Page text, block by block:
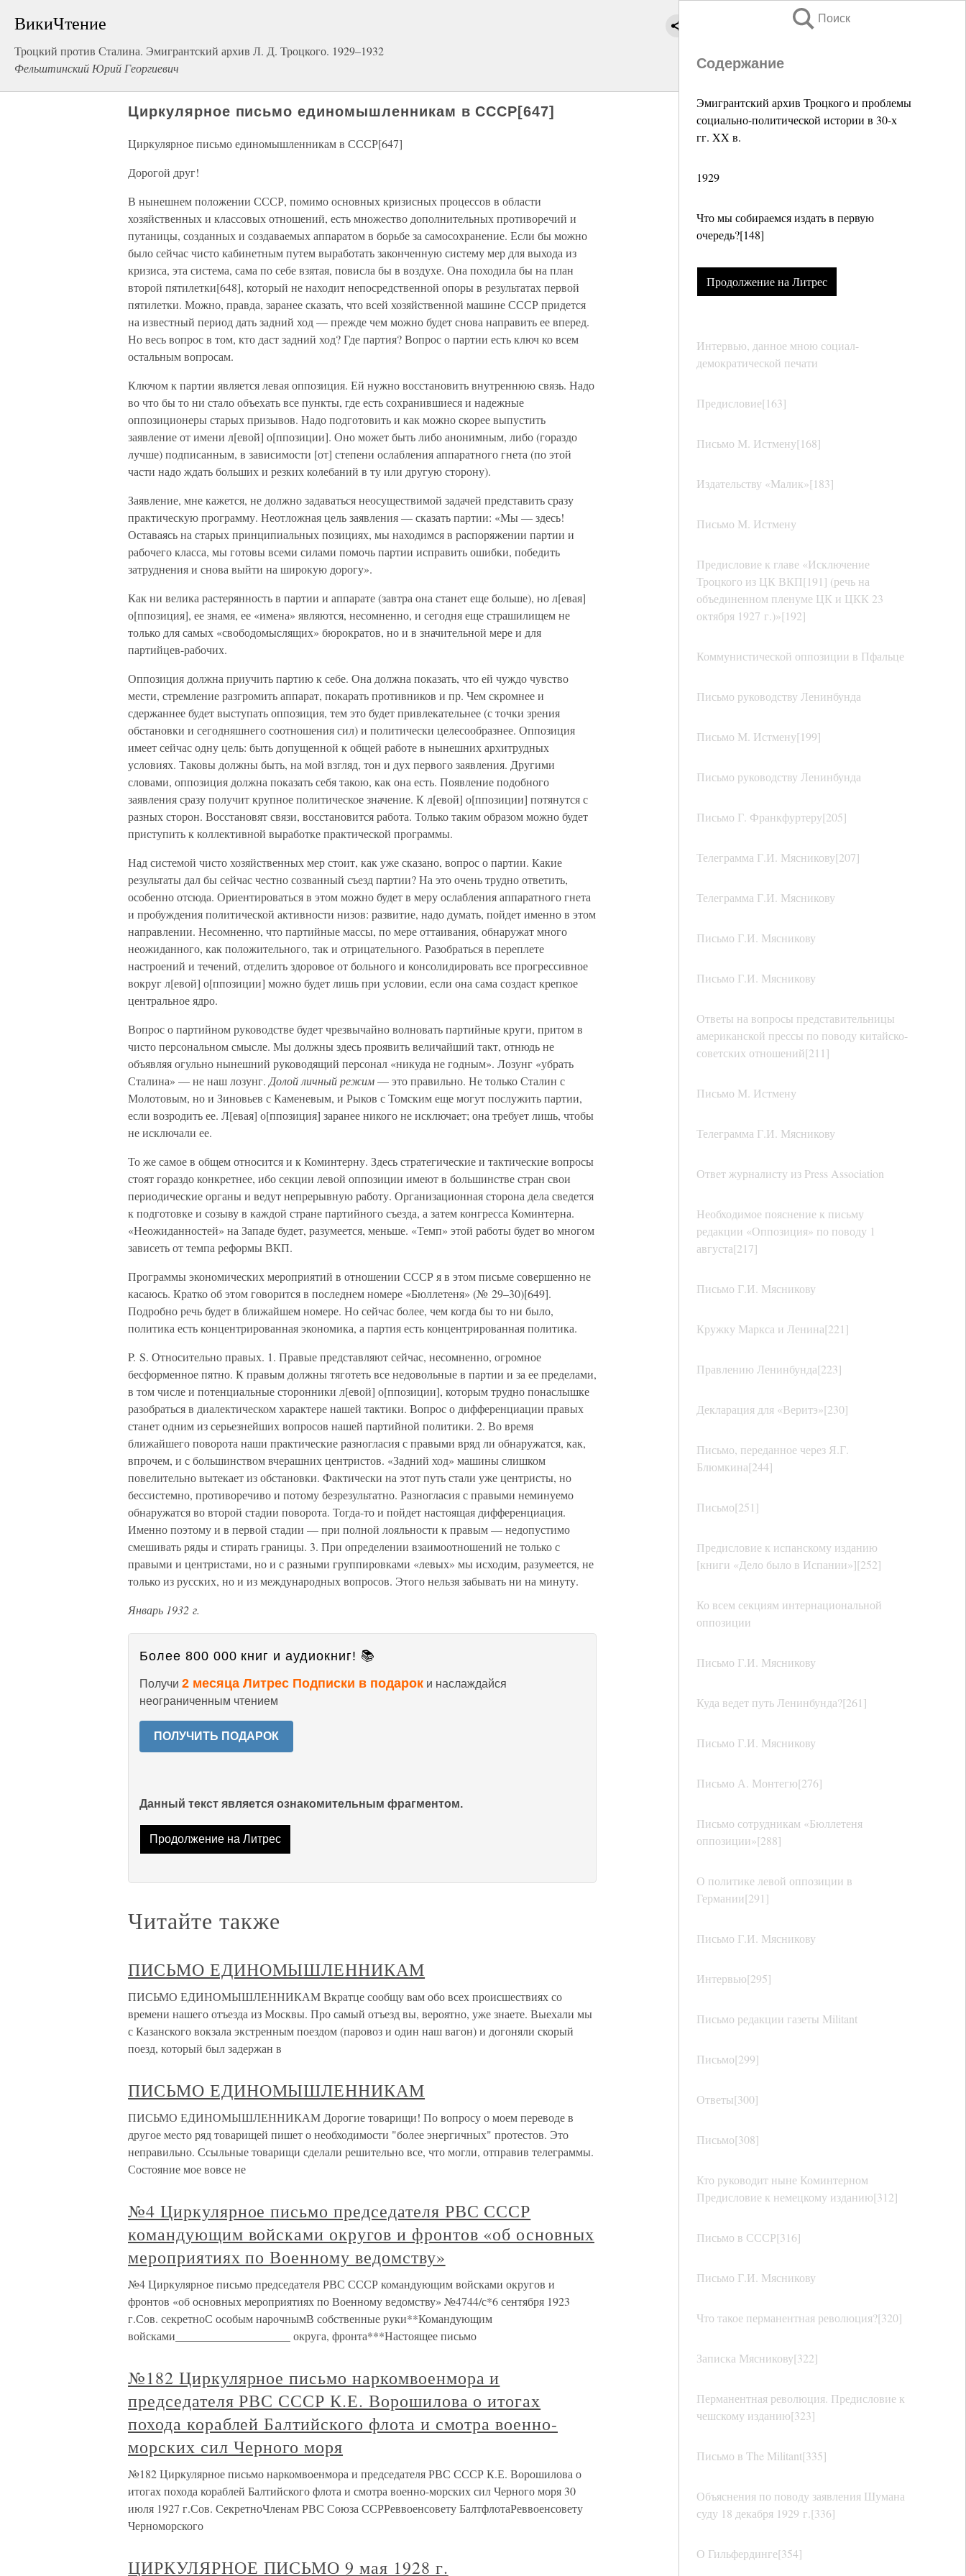
ВикиЧтение
Троцкий против Сталина. Эмигрантский архив Л. Д. Троцкого. 1929–1932
Фельштинский Юрий Георгиевич
Поиск
Содержание
Эмигрантский архив Троцкого и проблемы
социально-политической истории в 30-х
гг. XX в.
1929
Что мы собираемся издать в первую
очередь?[148]
Продолжение на Литрес
Интервью, данное мною социал-
демократической печати
Предисловие[163]
Письмо М. Истмену[168]
Издательству «Малик»[183]
Письмо М. Истмену
Предисловие к главе «Исключение
Троцкого из ЦК ВКП[191] (речь на
объединенном пленуме ЦК и ЦКК 23
октября 1927 г.)»[192]
Коммунистической оппозиции в Пфальце
Письмо руководству Ленинбунда
Письмо М. Истмену[199]
Письмо руководству Ленинбунда
Письмо Г. Франкфуртеру[205]
Телеграмма Г.И. Мясникову[207]
Телеграмма Г.И. Мясникову
Письмо Г.И. Мясникову
Письмо Г.И. Мясникову
Ответы на вопросы представительницы
американской прессы по поводу китайско-
советских отношений[211]
Письмо М. Истмену
Телеграмма Г.И. Мясникову
Ответ журналисту из Press Association
Необходимое пояснение к письму
редакции «Оппозиция» по поводу 1
августа[217]
Письмо Г.И. Мясникову
Кружку Маркса и Ленина[221]
Правлению Ленинбунда[223]
Декларация для «Веритэ»[230]
Письмо, переданное через Я.Г.
Блюмкина[244]
Письмо[251]
Предисловие к испанскому изданию
[книги «Дело было в Испании»][252]
Ко всем секциям интернациональной
оппозиции
Письмо Г.И. Мясникову
Куда ведет путь Ленинбунда?[261]
Письмо Г.И. Мясникову
Письмо А. Монтегю[276]
Письмо сотрудникам «Бюллетеня
оппозиции»[288]
О политике левой оппозиции в
Германии[291]
Письмо Г.И. Мясникову
Интервью[295]
Письмо редакции газеты Militant
Письмо[299]
Ответы[300]
Письмо[308]
Кто руководит ныне Коминтерном
Предисловие к немецкому изданию[312]
Письмо в СССР[316]
Письмо Г.И. Мясникову
Что такое перманентная революция?[320]
Записка Мясникову[322]
Перманентная революция. Предисловие к
чешскому изданию[323]
Письмо в The Militant[335]
Объяснения по поводу заявления Шумана
суду 18 декабря 1929 г.[336]
О Гильфердинге[354]
Циркулярное письмо единомышленникам в СССР[647]
Циркулярное письмо единомышленникам в СССР[647]
Дорогой друг!
В нынешнем положении СССР, помимо основных кризисных процессов в области
хозяйственных и классовых отношений, есть множество дополнительных противоречий и
путаницы, созданных и создаваемых аппаратом в борьбе за самосохранение. Если бы можно
было сейчас чисто кабинетным путем выработать законченную систему мер для выхода из
кризиса, эта система, сама по себе взятая, повисла бы в воздухе. Она походила бы на план
второй пятилетки[648], который не находит непосредственной опоры в результатах первой
пятилетки. Можно, правда, заранее сказать, что всей хозяйственной машине СССР придется
на известный период дать задний ход — прежде чем можно будет снова направить ее вперед.
Но весь вопрос в том, кто даст задний ход? Где партия? Вопрос о партии есть ключ ко всем
остальным вопросам.
Ключом к партии является левая оппозиция. Ей нужно восстановить внутреннюю связь. Надо
во что бы то ни стало объехать все пункты, где есть сохранившиеся и надежные
оппозиционеры старых призывов. Надо подготовить и как можно скорее выпустить
заявление от имени л[евой] о[ппозиции]. Оно может быть либо анонимным, либо (гораздо
лучше) подписанным, в зависимости [от] степени ослабления аппаратного гнета (по этой
части надо ждать больших и резких колебаний в ту или другую сторону).
Заявление, мне кажется, не должно задаваться неосуществимой задачей представить сразу
практическую программу. Неотложная цель заявления — сказать партии: «Мы — здесь!
Оставаясь на старых принципиальных позициях, мы находимся в распоряжении партии и
рабочего класса, мы готовы всеми силами помочь партии исправить ошибки, победить
затруднения и снова выйти на широкую дорогу».
Как ни велика растерянность в партии и аппарате (завтра она станет еще больше), но л[евая]
о[ппозиция], ее знамя, ее «имена» являются, несомненно, и сегодня еще страшилищем не
только для самых «свободомыслящих» бюрократов, но и в значительной мере и для
партийцев-рабочих.
Оппозиция должна приучить партию к себе. Она должна показать, что ей чуждо чувство
мести, стремление разгромить аппарат, покарать противников и пр. Чем скромнее и
сдержаннее будет выступать оппозиция, тем это будет привлекательнее (с точки зрения
обстановки и сегодняшнего соотношения сил) и политически целесообразнее. Оппозиция
имеет сейчас одну цель: быть допущенной к общей работе в нынешних архитрудных
условиях. Таковы должны быть, на мой взгляд, тон и дух первого заявления. Другими
словами, оппозиция должна показать себя такою, как она есть. Появление подобного
заявления сразу получит крупное политическое значение. К л[евой] о[ппозиции] потянутся с
разных сторон. Восстановят связи, восстановится работа. Только таким образом можно будет
приступить к коллективной выработке практической программы.
Над системой чисто хозяйственных мер стоит, как уже сказано, вопрос о партии. Какие
результаты дал бы сейчас честно созванный съезд партии? На это очень трудно ответить,
особенно отсюда. Ориентироваться в этом можно будет в меру ослабления аппаратного гнета
и пробуждения политической активности низов: развитие, надо думать, пойдет именно в этом
направлении. Несомненно, что партийные массы, по мере оттаивания, обнаружат много
неожиданного, как положительного, так и отрицательного. Разобраться в переплете
настроений и течений, отделить здоровое от больного и консолидировать все прогрессивное
вокруг л[евой] о[ппозиции] можно будет лишь при условии, если она сама создаст крепкое
центральное ядро.
Вопрос о партийном руководстве будет чрезвычайно волновать партийные круги, притом в
чисто персональном смысле. Мы должны здесь проявить величайший такт, отнюдь не
объявляя огульно нынешний руководящий персонал «никуда не годным». Лозунг «убрать
Сталина» — не наш лозунг. Долой личный режим— это правильно. Не только Сталин с
Молотовым, но и Зиновьев с Каменевым, и Рыков с Томским еще могут послужить партии,
если возродить ее. Л[евая] о[ппозиция] заранее никого не исключает; она требует лишь, чтобы
не исключали ее.
То же самое в общем относится и к Коминтерну. Здесь стратегические и тактические вопросы
стоят гораздо конкретнее, ибо секции левой оппозиции имеют в большинстве стран свои
периодические органы и ведут непрерывную работу. Организационная сторона дела сведется
к подготовке и созыву в каждой стране партийного съезда, а затем конгресса Коминтерна.
«Неожиданностей» на Западе будет, разумеется, меньше. «Темп» этой работы будет во многом
зависеть от темпа реформы ВКП.
Программы экономических мероприятий в отношении СССР я в этом письме совершенно не
касаюсь. Кратко об этом говорится в последнем номере «Бюллетеня» (№ 29–30)[649].
Подробно речь будет в ближайшем номере. Но сейчас более, чем когда бы то ни было,
политика есть концентрированная экономика, а партия есть концентрированная политика.
P. S. Относительно правых. 1. Правые представляют сейчас, несомненно, огромное
бесформенное пятно. К правым должны тяготеть все недовольные в партии и за ее пределами,
в том числе и потенциальные сторонники л[евой] о[ппозиции], которым трудно понаслышке
разобраться в диалектическом характере нашей тактики. Вопрос о дифференциации правых
станет одним из серьезнейших вопросов нашей партийной политики. 2. Во время
ближайшего поворота наши практические разногласия с правыми вряд ли обнаружатся, как,
впрочем, и с большинством вчерашних центристов. «Задний ход» машины слишком
повелительно вытекает из обстановки. Фактически на этот путь стали уже центристы, но
бессистемно, противоречиво и потому безрезультатно. Разногласия с правыми неминуемо
обнаружатся во второй стадии поворота. Тогда-то и пойдет настоящая дифференциация.
Именно поэтому и в первой стадии — при полной лояльности к правым — недопустимо
смешивать ряды и стирать границы. 3. При определении взаимоотношений не только с
правыми и центристами, но и с разными группировками «левых» мы исходим, разумеется, не
только из русских, но и из международных вопросов. Этого нельзя забывать ни на минуту.
Январь 1932 г.
Более 800 000 книг и аудиокниг! 📚
Получи 2 месяца Литрес Подписки в подарок и наслаждайся
неограниченным чтением
ПОЛУЧИТЬ ПОДАРОК
Данный текст является ознакомительным фрагментом.
Продолжение на Литрес
Читайте также
ПИСЬМО ЕДИНОМЫШЛЕННИКАМ
ПИСЬМО ЕДИНОМЫШЛЕННИКАМ Вкратце сообщу вам обо всех происшествиях со
времени нашего отъезда из Москвы. Про самый отъезд вы, вероятно, уже знаете. Выехали мы
с Казанского вокзала экстренным поездом (паровоз и один наш вагон) и догоняли скорый
поезд, который был задержан в
ПИСЬМО ЕДИНОМЫШЛЕННИКАМ
ПИСЬМО ЕДИНОМЫШЛЕННИКАМ Дорогие товарищи! По вопросу о моем переводе в
другое место ряд товарищей пишет о необходимости "более энергичных" протестов. Это
неправильно. Ссыльные товарищи сделали решительно все, что могли, отправив телеграммы.
Состояние мое вовсе не
№4 Циркулярное письмо председателя РВС СССР
командующим войсками округов и фронтов «об основных
мероприятиях по Военному ведомству»
№4 Циркулярное письмо председателя РВС СССР командующим войсками округов и
фронтов «об основных мероприятиях по Военному ведомству» №4744/с*6 сентября 1923
г.Сов. секретноС особым нарочнымВ собственные руки**Командующим
войсками____________________ округа, фронта***Настоящее письмо
№182 Циркулярное письмо наркомвоенмора и
председателя РВС СССР К.Е. Ворошилова о итогах
похода кораблей Балтийского флота и смотра военно-
морских сил Черного моря
№182 Циркулярное письмо наркомвоенмора и председателя РВС СССР К.Е. Ворошилова о
итогах похода кораблей Балтийского флота и смотра военно-морских сил Черного моря 30
июля 1927 г.Сов. СекретноЧленам РВС Союза ССРРеввоенсовету БалтфлотаРеввоенсовету
Черноморского
ЦИРКУЛЯРНОЕ ПИСЬМО 9 мая 1928 г.